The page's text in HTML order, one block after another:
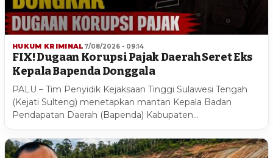
HUKUM KRIMINAL 7/08/2026 - 09:14
FIX! Dugaan Korupsi Pajak Daerah Seret Eks
Kepala Bapenda Donggala
PALU – Tim Penyidik Kejaksaan Tinggi Sulawesi Tengah
(Kejati Sulteng) menetapkan mantan Kepala Badan
Pendapatan Daerah (Bapenda) Kabupaten…